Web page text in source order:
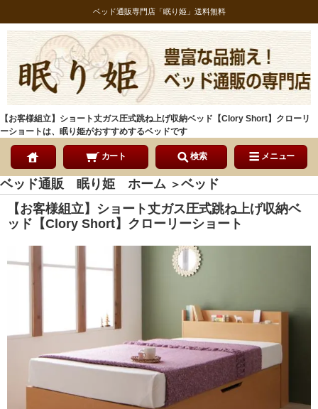
ベッド通販専門店「眠り姫」送料無料
【お客様組立】ショート丈ガス圧式跳ね上げ収納ベッド【Clory Short】クローリ
ーショートは、眠り姫がおすすめするベッドです
カート 検索 メニュー
ベッド通販 眠り姫 ホーム ＞ベッド
【お客様組立】ショート丈ガス圧式跳ね上げ収納ベ
ッド【Clory Short】クローリーショート